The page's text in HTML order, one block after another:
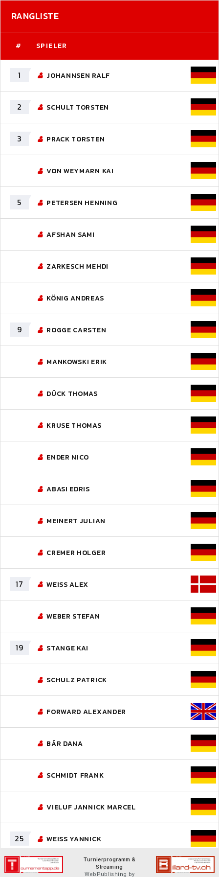
RANGLISTE
# SPIELER
1 JOHANNSEN RALF
2 SCHULT TORSTEN
3 PRACK TORSTEN
VON WEYMARN KAI
5 PETERSEN HENNING
AFSHAN SAMI
ZARKESCH MEHDI
KÖNIG ANDREAS
9 ROGGE CARSTEN
MANKOWSKI ERIK
DÜCK THOMAS
KRUSE THOMAS
ENDER NICO
ABASI EDRIS
MEINERT JULIAN
CREMER HOLGER
17 WEISS ALEX
WEBER STEFAN
19 STANGE KAI
SCHULZ PATRICK
FORWARD ALEXANDER
BÄR DANA
SCHMIDT FRANK
VIELUF JANNICK MARCEL
25 WEISS YANNICK
Turnierprogramm &
Streaming
WebPublishing by